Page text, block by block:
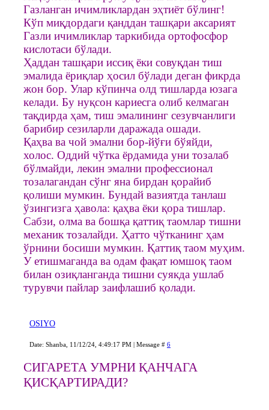
Газланган ичимликлардан эҳтиёт бўлинг!
Кўп миқдордаги қанддан ташқари аксарият
Газли ичимликлар таркибида ортофосфор
кислотаси бўлади.
Ҳаддан ташқари иссиқ ёки совуқдан тиш
эмалида ёриқлар ҳосил бўлади деган фикрда
жон бор. Улар кўпинча олд тишларда юзага
келади. Бу нуқсон кариесга олиб келмаган
тақдирда ҳам, тиш эмалининг сезувчанлиги
барибир сезиларли даражада ошади.
Қаҳва ва чой эмални бор-йўғи бўяйди,
холос. Оддий чўтка ёрдамида уни тозалаб
бўлмайди, лекин эмални профессионал
тозалагандан сўнг яна бирдан қорайиб
қолиши мумкин. Бундай вазиятда танлаш
ўзингизга ҳавола: қаҳва ёки қора тишлар.
Сабзи, олма ва бошқа қаттиқ таомлар тишни
механик тозалайди. Ҳатто чўтканинг ҳам
ўрнини босиши мумкин. Қаттиқ таом муҳим.
У етишмаганда ва одам фақат юмшоқ таом
билан озиқланганда тишни суякда ушлаб
турувчи пайлар заифлашиб қолади.
OSIYO
Date: Shanba, 11/12/24, 4:49:17 PM | Message # 6
СИГАРЕТА УМРНИ ҚАНЧАГА
ҚИСҚАРТИРАДИ?